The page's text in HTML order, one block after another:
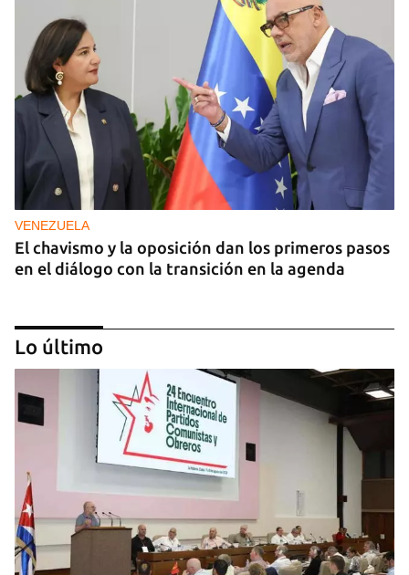
VENEZUELA
El chavismo y la oposición dan los primeros pasos
en el diálogo con la transición en la agenda
NICARAGUA
EE UU propone a la OEA convocar a los
Lo último